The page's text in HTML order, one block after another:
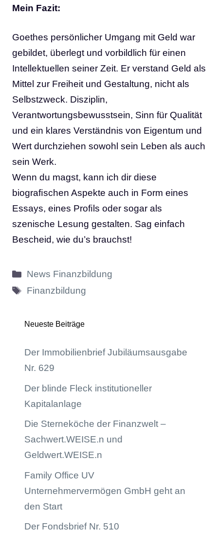
Mein Fazit:
Goethes persönlicher Umgang mit Geld war
gebildet, überlegt und vorbildlich für einen
Intellektuellen seiner Zeit. Er verstand Geld als
Mittel zur Freiheit und Gestaltung, nicht als
Selbstzweck. Disziplin,
Verantwortungsbewusstsein, Sinn für Qualität
und ein klares Verständnis von Eigentum und
Wert durchziehen sowohl sein Leben als auch
sein Werk.
Wenn du magst, kann ich dir diese
biograﬁschen Aspekte auch in Form eines
Essays, eines Proﬁls oder sogar als
szenische Lesung gestalten. Sag einfach
Bescheid, wie du’s brauchst!
Kategorien
News Finanzbildung
Schlagwörter
Finanzbildung
Neueste Beiträge
Der Immobilienbrief Jubiläumsausgabe
Nr. 629
Der blinde Fleck institutioneller
Kapitalanlage
Die Sterneköche der Finanzwelt –
Sachwert.WEISE.n und
Geldwert.WEISE.n
Family Office UV
Unternehmervermögen GmbH geht an
den Start
Der Fondsbrief Nr. 510